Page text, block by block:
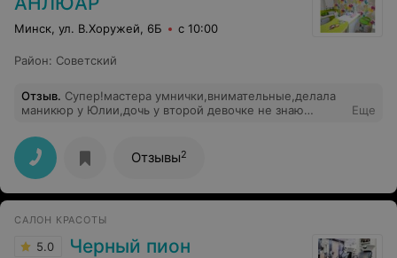
Минск, ул. В.Хоружей, 6Б с 10:00
Район: Советский
Отзыв. Супер!мастера умнички,внимательные,делала
маникюр у Юлии,дочь у второй девочке не знаю
Еще
Отзывы2
САЛОН КРАСОТЫ
5.0 Черный пион